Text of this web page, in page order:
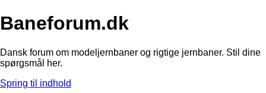
Baneforum.dk
Dansk forum om modeljernbaner og rigtige jernbaner. Stil dine
spørgsmål her.
Spring til indhold